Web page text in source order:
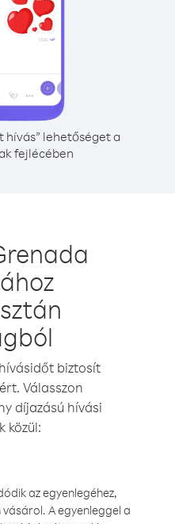
hívás” lehetőséget a
fejlécében
biztosít
Válasszon
díjazású hívási
közül:
az egyenlegéhez,
A egyenleggel a